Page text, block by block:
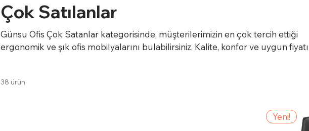
Çok Satılanlar
Günsu Ofis Çok Satanlar kategorisinde, müşterilerimizin en çok tercih ettiği
ergonomik ve şık ofis mobilyalarını bulabilirsiniz. Kalite, konfor ve uygun
38 ürün
Yeni!